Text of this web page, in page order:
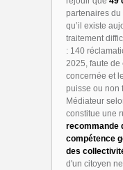
partenaires du
qu’il existe
traitement
: 140
2025, faute de
concernée et
puisse ou non
Médiateur
constitue une
recommande
compétence
des
d'un citoyen